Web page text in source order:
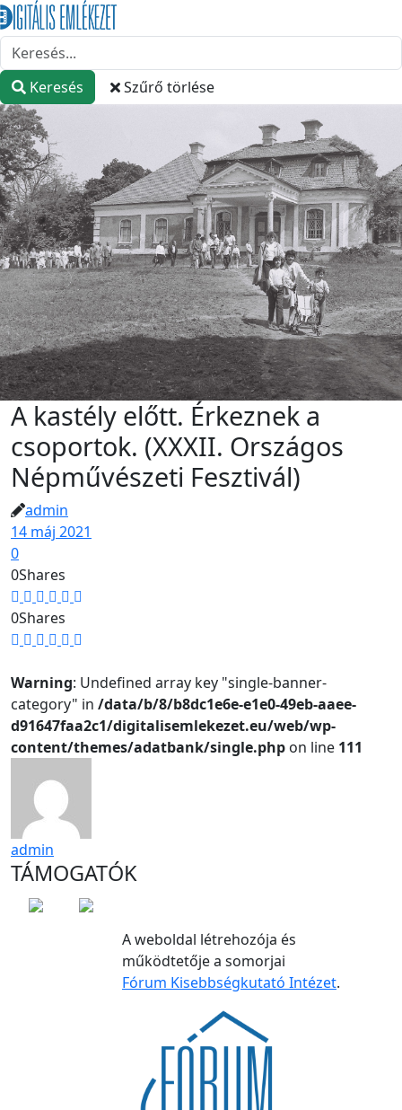
Keresés Szűrő törlése
A kastély előtt. Érkeznek a
csoportok. (XXXII. Országos
Népművészeti Fesztivál)
admin
14 máj 2021
0
0Shares
0Shares
Warning: Undefined array key "single-banner-
category" in /data/b/8/b8dc1e6e-e1e0-49eb-aaee-
d91647faa2c1/digitalisemlekezet.eu/web/wp-
content/themes/adatbank/single.php on line 111
admin
TÁMOGATÓK
A weboldal létrehozója és
működtetője a somorjai
Fórum Kisebbségkutató Intézet.